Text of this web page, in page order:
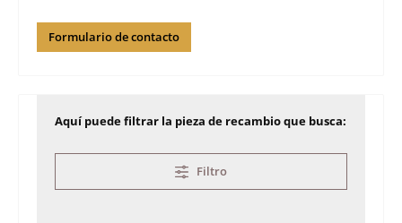
Formulario de contacto
Aquí puede filtrar la pieza de recambio que busca:
Filtro